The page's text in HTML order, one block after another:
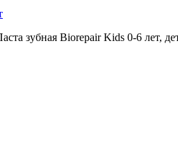
зубная Biorepair Kids 0-6 лет,